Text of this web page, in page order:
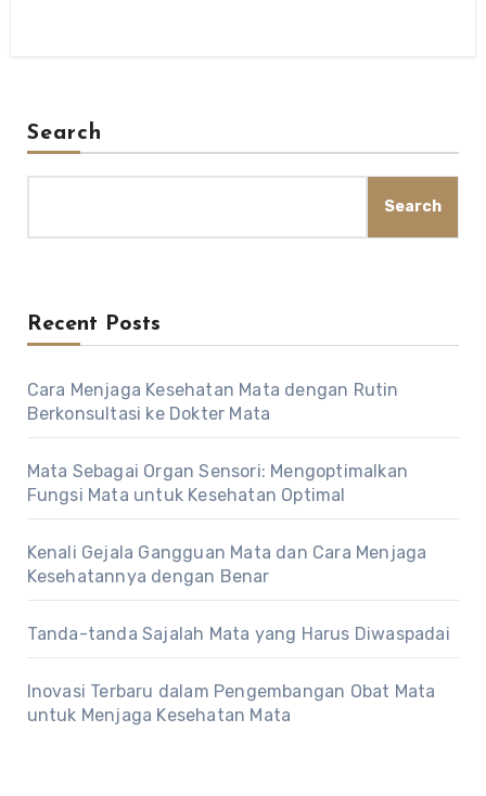
Search
Search
Recent Posts
Cara Menjaga Kesehatan Mata dengan Rutin
Berkonsultasi ke Dokter Mata
Mata Sebagai Organ Sensori: Mengoptimalkan
Fungsi Mata untuk Kesehatan Optimal
Kenali Gejala Gangguan Mata dan Cara Menjaga
Kesehatannya dengan Benar
Tanda-tanda Sajalah Mata yang Harus Diwaspadai
Inovasi Terbaru dalam Pengembangan Obat Mata
untuk Menjaga Kesehatan Mata